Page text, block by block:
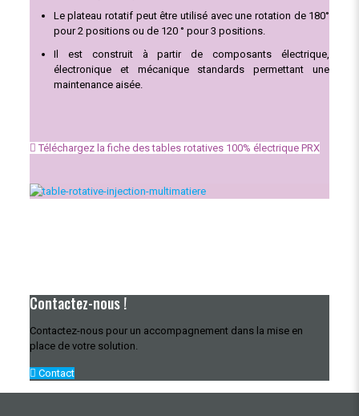
Le plateau rotatif peut être utilisé avec une rotation de 180°
pour 2 positions ou de 120 ° pour 3 positions.
Il est construit à partir de composants électrique,
électronique et mécanique standards permettant une
maintenance aisée.
Téléchargez la fiche des tables rotatives 100% électrique PRX
Contactez-nous !
Contactez-nous pour un accompagnement dans la mise en
place de votre solution.
Contact